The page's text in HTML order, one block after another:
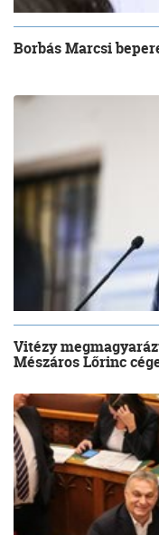
Borbás Marcsi
Vitézy
Mészáros Lőrinc